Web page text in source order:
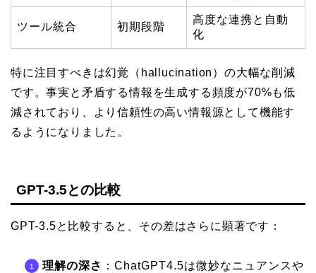
ツール統合 初期段階
高度な連携と自動
化
特に注目すべきは幻覚（hallucination）の大幅な削減
です。事実と矛盾する情報を生成する頻度が70%も低
減されており、より信頼性の高い情報源として機能す
るようになりました。
GPT-3.5との比較
GPT-3.5と比較すると、その差はさらに顕著です：
理解の深さ ：ChatGPT4.5は微妙なニュアンスや